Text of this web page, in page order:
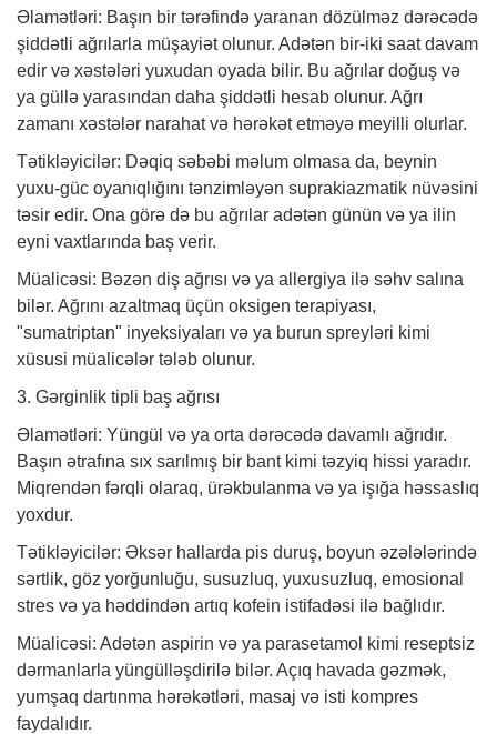
Əlamətləri: Başın bir tərəfində yaranan dözülməz dərəcədə
şiddətli ağrılarla müşayiət olunur. Adətən bir-iki saat davam
edir və xəstələri yuxudan oyada bilir. Bu ağrılar doğuş və
ya güllə yarasından daha şiddətli hesab olunur. Ağrı
zamanı xəstələr narahat və hərəkət etməyə meyilli olurlar.
Tətikləyicilər: Dəqiq səbəbi məlum olmasa da, beynin
yuxu-güc oyanıqlığını tənzimləyən suprakiazmatik nüvəsini
təsir edir. Ona görə də bu ağrılar adətən günün və ya ilin
eyni vaxtlarında baş verir.
Müalicəsi: Bəzən diş ağrısı və ya allergiya ilə səhv salına
bilər. Ağrını azaltmaq üçün oksigen terapiyası,
"sumatriptan" inyeksiyaları və ya burun spreyləri kimi
xüsusi müalicələr tələb olunur.
3. Gərginlik tipli baş ağrısı
Əlamətləri: Yüngül və ya orta dərəcədə davamlı ağrıdır.
Başın ətrafına sıx sarılmış bir bant kimi təzyiq hissi yaradır.
Miqrendən fərqli olaraq, ürəkbulanma və ya işığa həssaslıq
yoxdur.
Tətikləyicilər: Əksər hallarda pis duruş, boyun əzələlərində
sərtlik, göz yorğunluğu, susuzluq, yuxusuzluq, emosional
stres və ya həddindən artıq kofein istifadəsi ilə bağlıdır.
Müalicəsi: Adətən aspirin və ya parasetamol kimi reseptsiz
dərmanlarla yüngülləşdirilə bilər. Açıq havada gəzmək,
yumşaq dartınma hərəkətləri, masaj və isti kompres
faydalıdır.